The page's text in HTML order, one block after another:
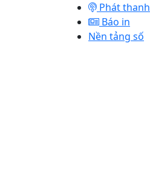
Phát thanh
Báo in
Nền tảng số